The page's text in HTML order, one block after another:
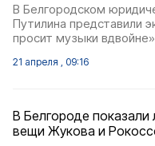
В Белгородском
Путилина представили
просит музыки
21 апреля , 09:16
В Белгороде показали
вещи Жукова и